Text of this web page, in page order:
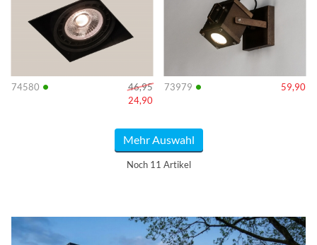
74580 •
46,95
24,90
73979 • 59,90
Mehr Auswahl
Noch 11 Artikel